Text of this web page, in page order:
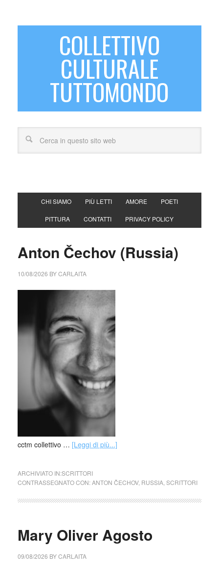
COLLETTIVO
CULTURALE
TUTTOMONDO
CHI SIAMO PIÙ LETTI AMORE POETI
PITTURA CONTATTI PRIVACY POLICY
Anton Čechov (Russia)
10/08/2026 BYCARLAITA
cctm collettivo … [Leggi di più...]
ARCHIVIATO IN:SCRITTORI
CONTRASSEGNATO CON:ANTON ČECHOV, RUSSIA, SCRITTORI
Mary Oliver Agosto
09/08/2026 BYCARLAITA